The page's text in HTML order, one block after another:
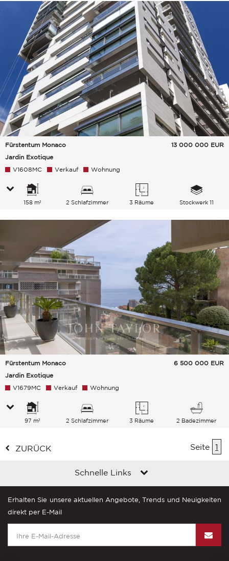
Fürstentum Monaco
Jardin Exotique
13 000 000 EUR
V1608MC Verkauf Wohnung
158 m² 2 Schlafzimmer 3 Räume Stockwerk 11
Fürstentum Monaco
Jardin Exotique
6 500 000 EUR
V1679MC Verkauf Wohnung
97 m² 2 Schlafzimmer 3 Räume 2 Badezimmer
ZURÜCK Seite 1
Schnelle Links
Erhalten Sie unsere aktuellen Angebote, Trends und Neuigkeiten
direkt per E-Mail